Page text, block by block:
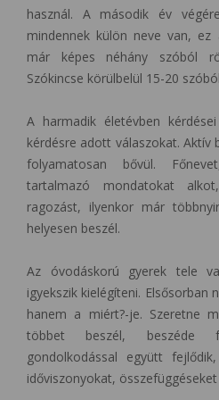
használ. A második év
mindennek külön neve van, ez
már képes néhány szóból
Szókincse körülbelül 15-20
A harmadik életévben
kérdésre adott válaszokat. Aktív
folyamatosan bővül.
tartalmazó mondatokat
ragozást, ilyenkor már
helyesen beszél.
Az óvodáskorú gyerek tele
igyekszik kielégíteni. Elsősorban
hanem a miért?-je. Szeretne
többet beszél, beszéde
gondolkodással együtt
időviszonyokat,